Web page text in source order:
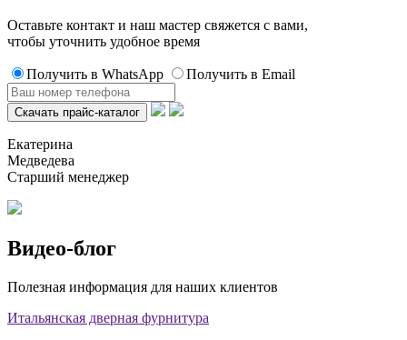
Оставьте контакт и наш мастер свяжется с вами,
чтобы уточнить удобное время
Получить в WhatsApp Получить в Email
Екатерина
Медведева
Старший менеджер
Видео-блог
Полезная информация для наших клиентов
Итальянская дверная фурнитура